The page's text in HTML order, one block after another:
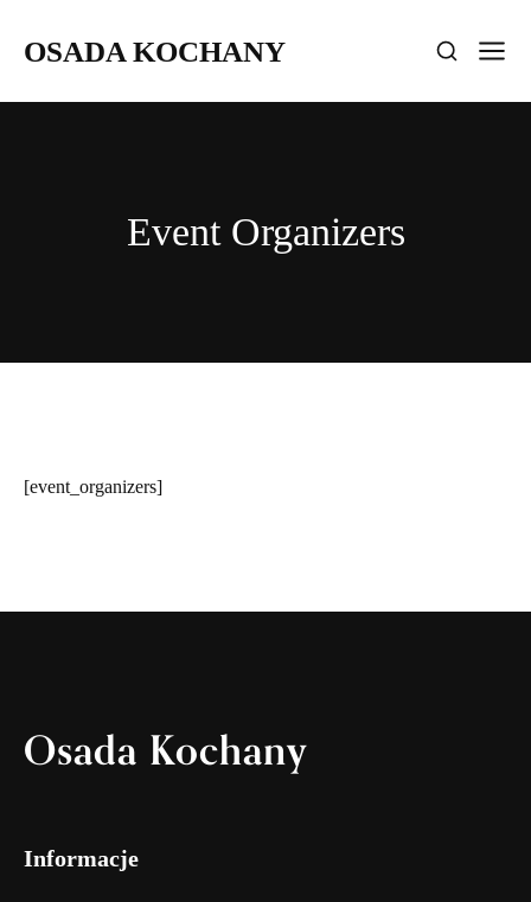
OSADA KOCHANY
Event Organizers
[event_organizers]
Osada Kochany
Informacje